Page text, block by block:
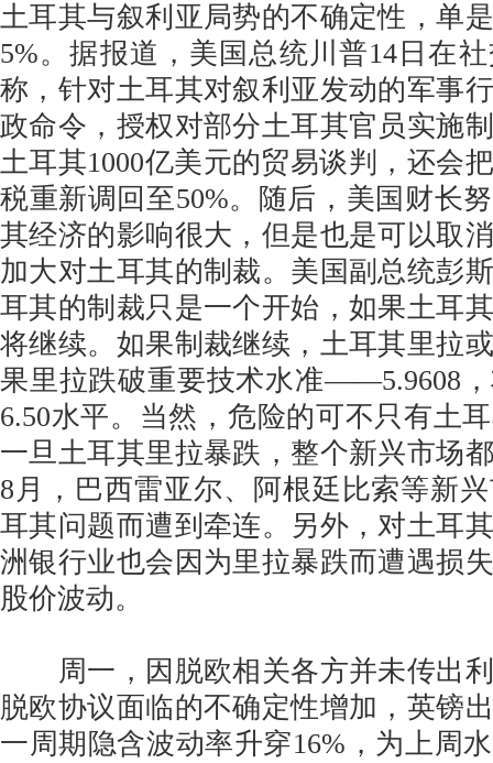
土耳其与叙利亚局势的不确定性，单
5%。据报道，美国总统川普14日在
称，针对土耳其对叙利亚发动的军事
政命令，授权对部分土耳其官员实施
土耳其1000亿美元的贸易谈判，还会
税重新调回至50%。随后，美国财长
其经济的影响很大，但是也是可以取
加大对土耳其的制裁。美国副总统彭
耳其的制裁只是一个开始，如果土耳
将继续。如果制裁继续，土耳其里拉
果里拉跌破重要技术水准——5.9608
6.50水平。当然，危险的可不只有土
一旦土耳其里拉暴跌，整个新兴市场
8月，巴西雷亚尔、阿根廷比索等新
耳其问题而遭到牵连。另外，对土耳
洲银行业也会因为里拉暴跌而遭遇损
股价波动。
周一，因脱欧相关各方并未传出利
脱欧协议面临的不确定性增加，英镑
一周期隐含波动率升穿16%，为上周